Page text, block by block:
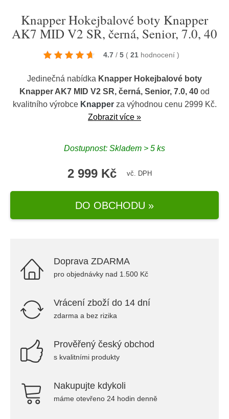
Knapper Hokejbalové boty Knapper
AK7 MID V2 SR, černá, Senior, 7.0, 40
4.7 / 5 ( 21 hodnocení )
Jedinečná nabídka Knapper Hokejbalové boty
Knapper AK7 MID V2 SR, černá, Senior, 7.0, 40 od
kvalitního výrobce Knapperza výhodnou cenu 2999 Kč.
Zobrazit více »
Dostupnost: Skladem > 5 ks
2 999 Kč vč. DPH
DO OBCHODU »
Doprava ZDARMA
pro objednávky nad 1.500 Kč
Vrácení zboží do 14 dní
zdarma a bez rizika
Prověřený český obchod
s kvalitními produkty
Nakupujte kdykoli
máme otevřeno 24 hodin denně